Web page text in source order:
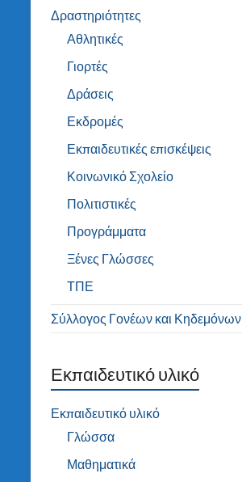
Δραστηριότητες
Αθλητικές
Γιορτές
Δράσεις
Εκδρομές
Εκπαιδευτικές επισκέψεις
Κοινωνικό Σχολείο
Πολιτιστικές
Προγράμματα
Ξένες Γλώσσες
ΤΠΕ
Σύλλογος Γονέων και Κηδεμόνων
Εκπαιδευτικό υλικό
Εκπαιδευτικό υλικό
Γλώσσα
Μαθηματικά